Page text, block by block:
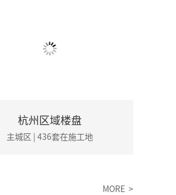
杭州区域楼盘
主城区 | 436套在施工地
MORE >